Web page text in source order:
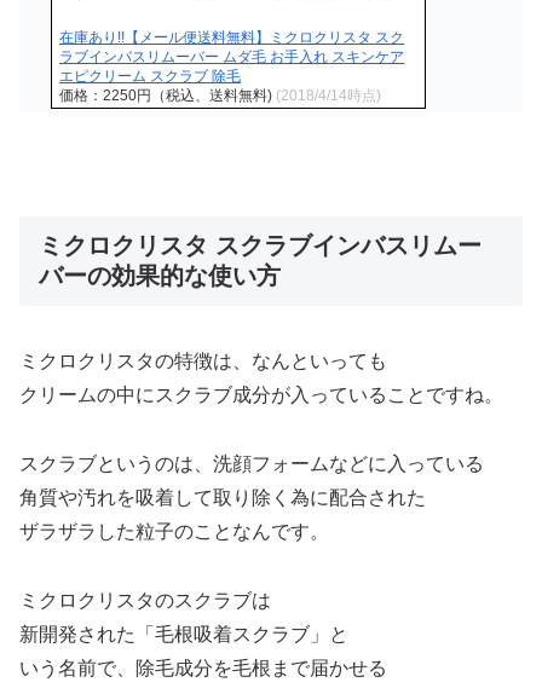
在庫あり!!【メール便送料無料】ミクロクリスタ スク
ラブインバスリムーバー ムダ毛 お手入れ スキンケア
エピクリーム スクラブ 除毛
価格：2250円（税込、送料無料) (2018/4/14時点)
ミクロクリスタ スクラブインバスリムー
バーの効果的な使い方
ミクロクリスタの特徴は、なんといっても
クリームの中にスクラブ成分が入っていることですね。
スクラブというのは、洗顔フォームなどに入っている
角質や汚れを吸着して取り除く為に配合された
ザラザラした粒子のことなんです。
ミクロクリスタのスクラブは
新開発された「毛根吸着スクラブ」と
いう名前で、除毛成分を毛根まで届かせる